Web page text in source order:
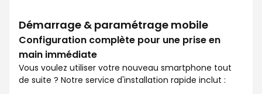
Démarrage & paramétrage mobile
Configuration complète pour une prise en
main immédiate
Vous voulez utiliser votre nouveau smartphone tout
de suite ? Notre service d'installation rapide inclut :